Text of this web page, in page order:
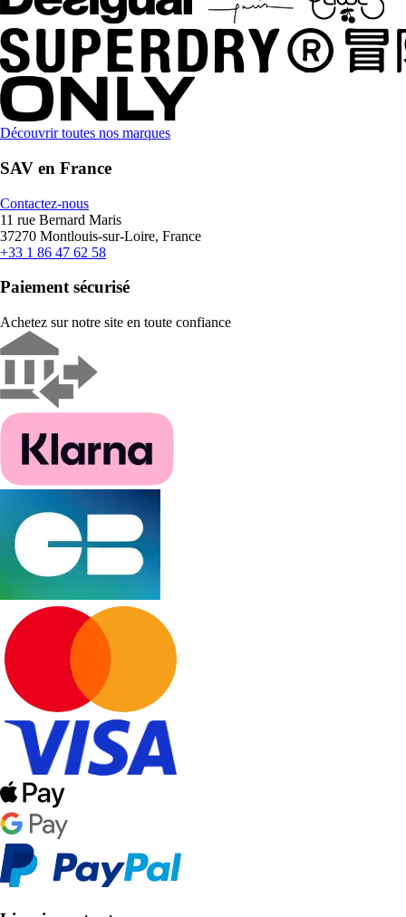
Découvrir toutes nos marques
SAV en France
Contactez-nous
11 rue Bernard Maris
37270 Montlouis-sur-Loire, France
+33 1 86 47 62 58
Paiement sécurisé
Achetez sur notre site en toute confiance